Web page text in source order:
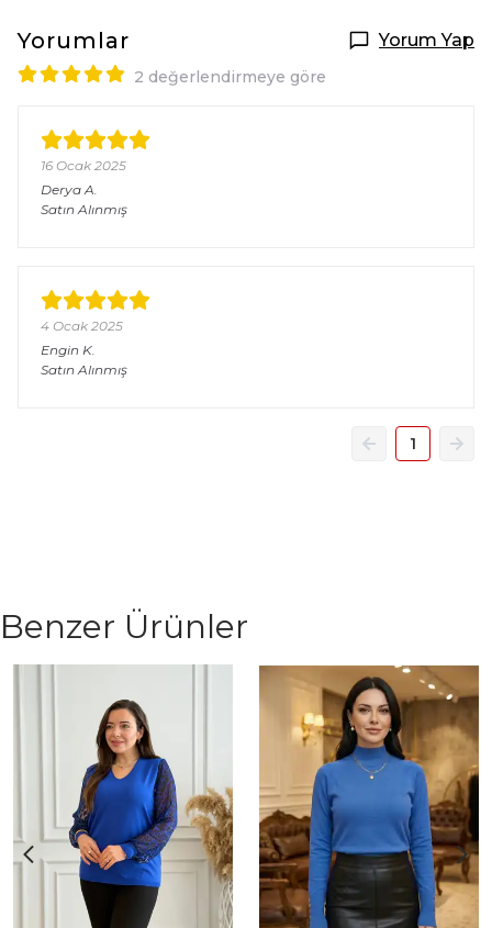
Yorumlar Yorum Yap
2 değerlendirmeye göre
16 Ocak 2025
Derya A.
Satın Alınmış
4 Ocak 2025
Engin K.
Satın Alınmış
1
Benzer Ürünler